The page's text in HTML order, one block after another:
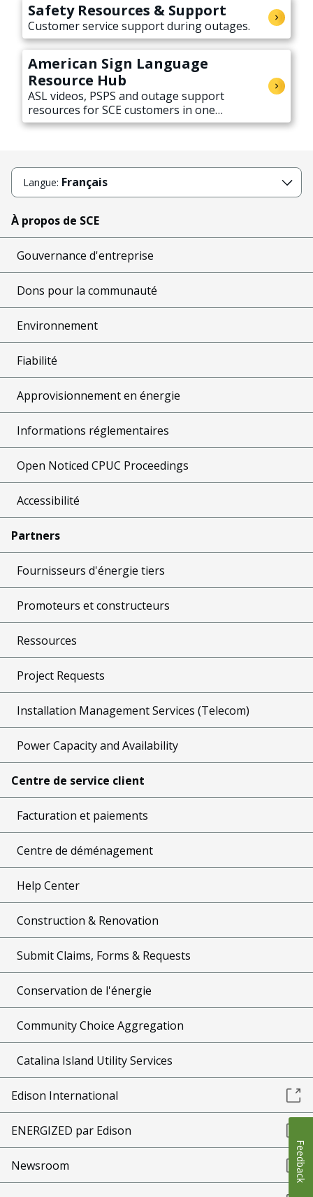
Safety Resources & Support
Customer service support during outages.
American Sign Language
Resource Hub
ASL videos, PSPS and outage support
resources for SCE customers in one
accessible hub.
Langue: Français
À propos de SCE
Gouvernance d'entreprise
Dons pour la communauté
Environnement
Fiabilité
Approvisionnement en énergie
Informations réglementaires
Open Noticed CPUC Proceedings
Accessibilité
Partners
Fournisseurs d'énergie tiers
Promoteurs et constructeurs
Ressources
Project Requests
Installation Management Services (Telecom)
Power Capacity and Availability
Centre de service client
Facturation et paiements
Centre de déménagement
Help Center
Construction & Renovation
Submit Claims, Forms & Requests
Conservation de l'énergie
Community Choice Aggregation
Catalina Island Utility Services
Edison International
ENERGIZED par Edison
Newsroom Feedback